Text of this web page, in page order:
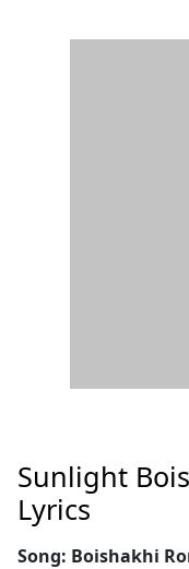
Sunlight
Lyrics
Song: Boishakhi